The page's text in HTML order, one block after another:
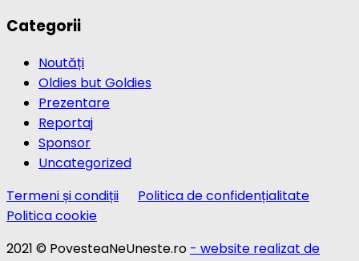
Categorii
Noutăți
Oldies but Goldies
Prezentare
Reportaj
Sponsor
Uncategorized
Termeni și condiții
Politica de confidențialitate
Politica cookie
2021 © PovesteaNeUneste.ro - website realizat de